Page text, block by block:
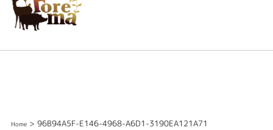
Home> 96B94A5F-E146-4968-A6D1-3190EA121A71